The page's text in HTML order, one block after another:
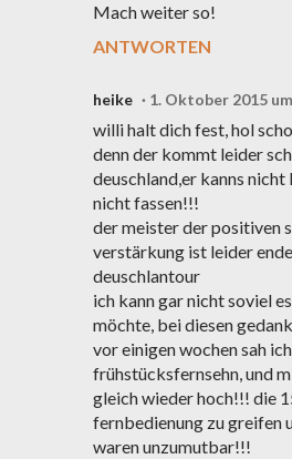
Mach weiter so!
ANTWORTEN
heike 1. Oktober 2015
willi halt dich fest, hol
denn der kommt leider
deuschland,er kanns nicht
nicht fassen!!!
der meister der positiven
verstärkung ist leider
deuschlantour
ich kann gar nicht soviel
möchte, bei diesen
vor einigen wochen sah
frühstücksfernsehn, und
gleich wieder hoch!!! die
fernbedienung zu greifen
waren unzumutbar!!!